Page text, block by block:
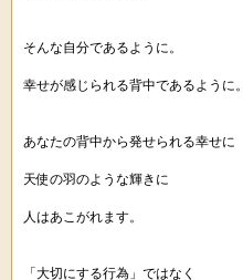
そんな自分であるように。
幸せが感じられる背中であるように。
あなたの背中から発せられる幸せに
天使の羽のような輝きに
人はあこがれます。
「大切にする行為」ではなく